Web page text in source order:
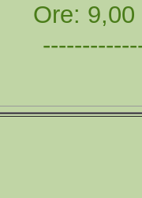
Ore: